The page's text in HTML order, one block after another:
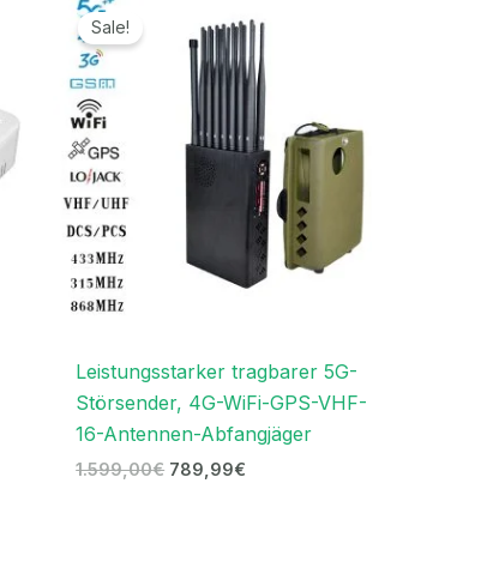
Sale!
Leistungsstarker tragbarer 5G-
Störsender, 4G-WiFi-GPS-VHF-
16-Antennen-Abfangjäger
1.599,00€
war:
1.599,00€
789,99€
Preis
ist:
789,99€.